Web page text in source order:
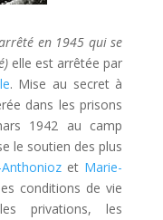
en 1945 qui se
elle est arrêtée par
. Mise au secret à
dans les prisons
1942 au camp
le soutien des plus
et Marie-
conditions de vie
privations, les